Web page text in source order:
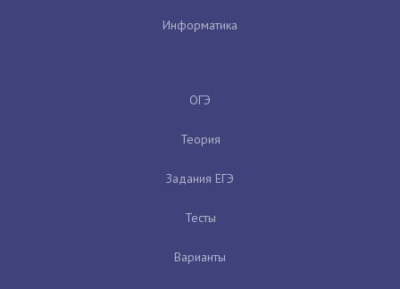
Информатика
ОГЭ
Теория
Задания ЕГЭ
Тесты
Варианты